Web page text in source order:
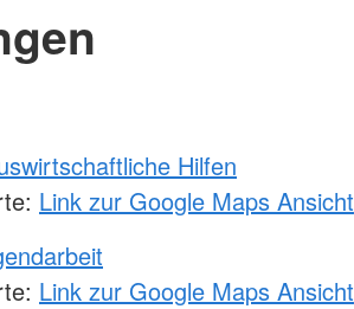
Hilfen
Link zur Google Maps Ansicht
Link zur Google Maps Ansicht